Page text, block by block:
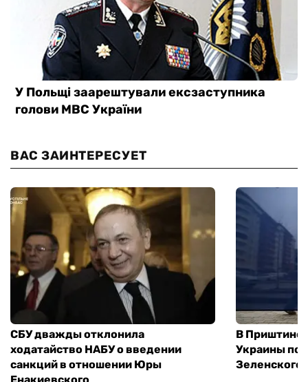
ВАС ЗАИНТЕРЕСУЕТ
СБУ дважды отклонила
ходатайство НАБУ о введении
санкций в отношении Юры
В Приштине
Украины
Зеленского